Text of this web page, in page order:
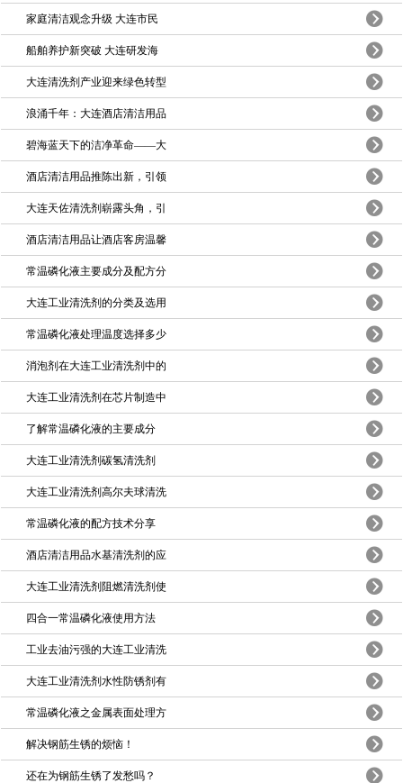
家庭清洁观念升级 大连市民
船舶养护新突破 大连研发海
大连清洗剂产业迎来绿色转型
浪涌千年：大连酒店清洁用品
碧海蓝天下的洁净革命——大
酒店清洁用品推陈出新，引领
大连天佐清洗剂崭露头角，引
酒店清洁用品让酒店客房温馨
常温磷化液主要成分及配方分
大连工业清洗剂的分类及选用
常温磷化液处理温度选择多少
消泡剂在大连工业清洗剂中的
大连工业清洗剂在芯片制造中
了解常温磷化液的主要成分
大连工业清洗剂碳氢清洗剂
大连工业清洗剂高尔夫球清洗
常温磷化液的配方技术分享
酒店清洁用品水基清洗剂的应
大连工业清洗剂阻燃清洗剂使
四合一常温磷化液使用方法
工业去油污强的大连工业清洗
大连工业清洗剂水性防锈剂有
常温磷化液之金属表面处理方
解决钢筋生锈的烦恼！
还在为钢筋生锈了发愁吗？